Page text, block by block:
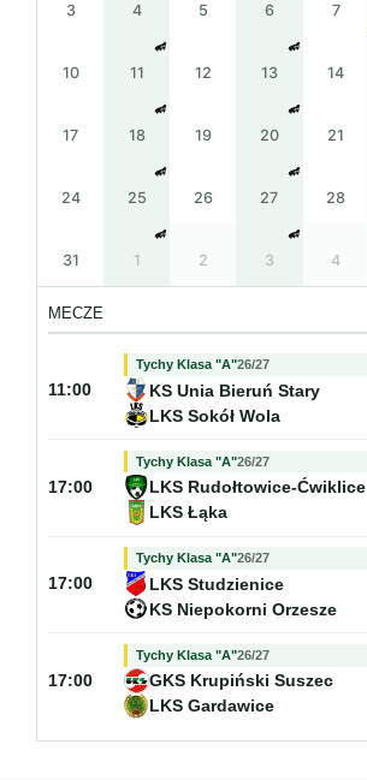
3 4 5 6 7
10 11 12 13 14
17 18 19 20 21
24 25 26 27 28
31 1 2 3 4
MECZE
11:00
Tychy Klasa "A"26/27
KS Unia Bieruń Stary
LKS Sokół Wola
17:00
Tychy Klasa "A"26/27
LKS Rudołtowice-Ćwiklice
LKS Łąka
17:00
Tychy Klasa "A"26/27
LKS Studzienice
KS Niepokorni Orzesze
17:00
Tychy Klasa "A"26/27
GKS Krupiński Suszec
LKS Gardawice